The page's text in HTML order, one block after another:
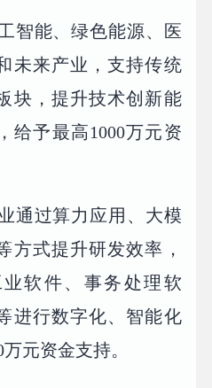
智能、绿色能源、医
未来产业，支持传统
块，提升技术创新能
给予最高1000万元资
通过算力应用、大模
方式提升研发效率，
软件、事务处理软
进行数字化、智能化
元资金支持。